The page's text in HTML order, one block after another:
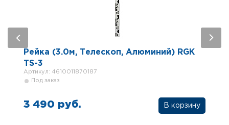
Рейка (3.0м, Телескоп, Алюминий) RGK
TS-3
Под заказ
Артикул: 4610011870187
3 490 руб. В корзину